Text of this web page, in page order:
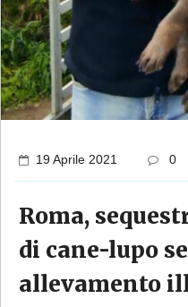
19 Aprile 2021 0
Roma,
di cane-lupo
allevamento